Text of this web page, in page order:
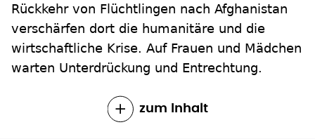
Rückkehr von Flüchtlingen nach Afghanistan
verschärfen dort die humanitäre und die
wirtschaftliche Krise. Auf Frauen und Mädchen
warten Unterdrückung und Entrechtung.
zum Inhalt